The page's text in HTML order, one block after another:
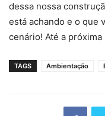
dessa nossa
está achando e o que
cenário! Até a
TAGS Ambientação